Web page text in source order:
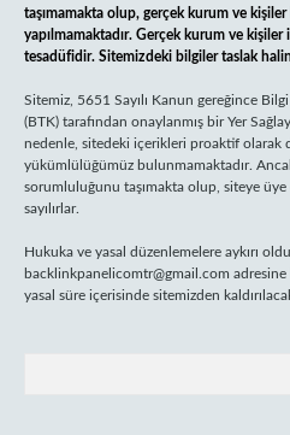
taşımamakta olup, gerçek kurum ve kişiler
yapılmamaktadır. Gerçek kurum ve
tesadüfidir. Sitemizdeki bilgiler taslak
Sitemiz, 5651 Sayılı Kanun gereğince
(BTK) tarafından onaylanmış bir Yer
nedenle, sitedeki içerikleri proaktif olarak
yükümlülüğümüz bulunmamaktadır.
sorumluluğunu taşımakta olup, siteye
sayılırlar.
Hukuka ve yasal düzenlemelere aykırı
backlinkpanelicomtr@gmail.com
yasal süre içerisinde sitemizden